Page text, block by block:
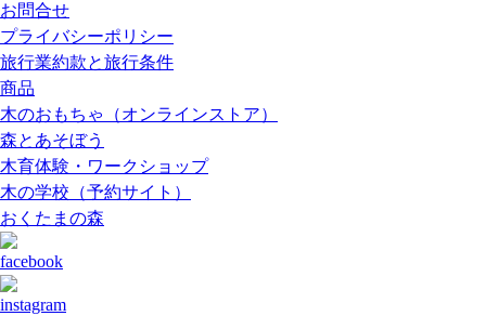
お問合せ
プライバシーポリシー
旅行業約款と旅行条件
商品
木のおもちゃ（オンラインストア）
森とあそぼう
木育体験・ワークショップ
木の学校（予約サイト）
おくたまの森